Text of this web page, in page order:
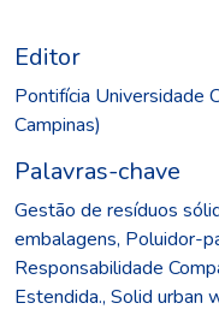
Editor
Pontifícia Universidade
Campinas)
Palavras-chave
Gestão de resíduos
embalagens, Poluidor-
Responsabilidade
Estendida., Solid urban